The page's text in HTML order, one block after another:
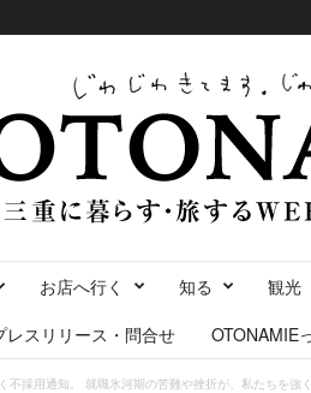
お店へ行く 知る 観光
レスリリース・問合せ OTONAMIE
採用通知。 就職氷河期の苦難や挫折が、私たちを強く